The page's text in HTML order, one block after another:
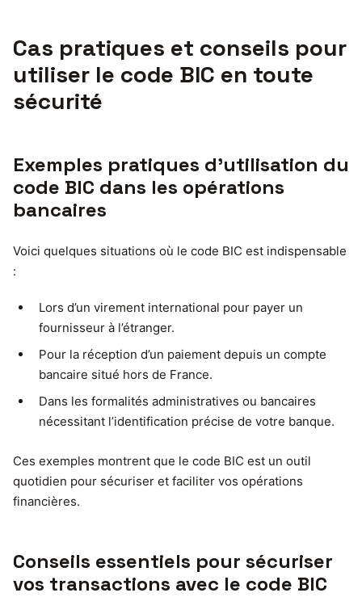
Cas pratiques et conseils pour
utiliser le code BIC en toute
sécurité
Exemples pratiques d’utilisation du
code BIC dans les opérations
bancaires
Voici quelques situations où le code BIC est indispensable
:
Lors d’un virement international pour payer un
fournisseur à l’étranger.
Pour la réception d’un paiement depuis un compte
bancaire situé hors de France.
Dans les formalités administratives ou bancaires
nécessitant l’identification précise de votre banque.
Ces exemples montrent que le code BIC est un outil
quotidien pour sécuriser et faciliter vos opérations
financières.
Conseils essentiels pour sécuriser
vos transactions avec le code BIC